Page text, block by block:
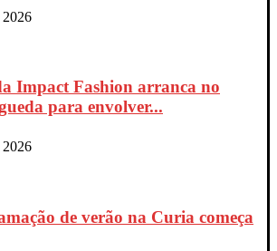
Impact Fashion arranca no
para envolver...
de verão na Curia começa